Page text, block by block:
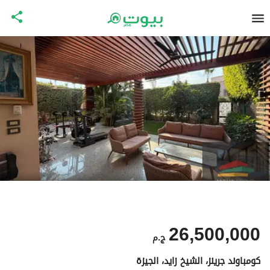
ج.م 26,500,000
كومباوند جرينز، الشيخ زايد، الجيزة